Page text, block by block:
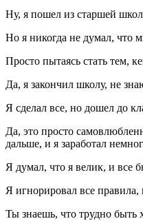
Ну, я пошел из старшей
Но я никогда не думал, что
Просто пытаясь стать тем,
Да, я закончил школу, не
Я сделал все, но дошел до
Да, это просто
дальше, и я заработал
Я думал, что я велик, и все
Я игнорировал все правила,
Ты знаешь, что трудно быть